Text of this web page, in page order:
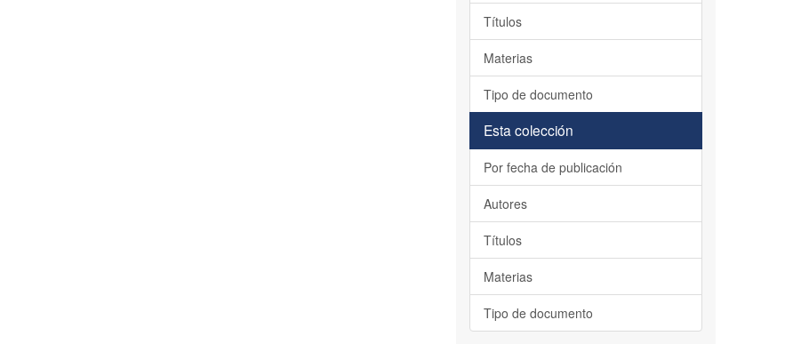
Títulos
Materias
Tipo de documento
Esta colección
Por fecha de publicación
Autores
Títulos
Materias
Tipo de documento